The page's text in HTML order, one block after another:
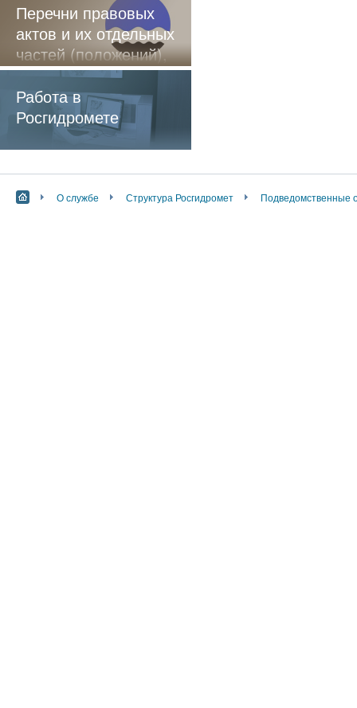
Перечни правовых
актов и их отдельных
частей (положений),
содержащие
обязательные
требования
Работа в
Росгидромете
О службе Структура Росгидромет Подведомственные